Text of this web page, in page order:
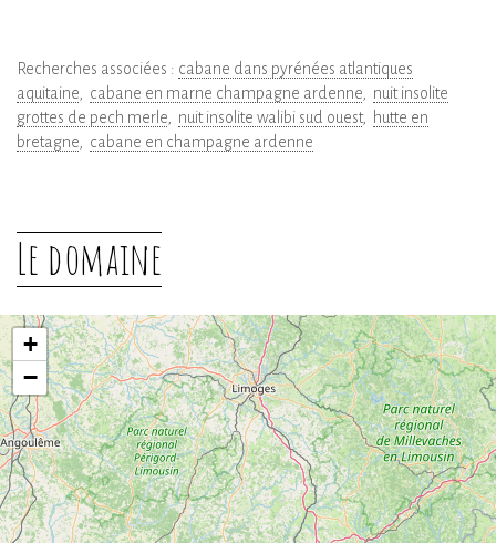
Recherches associées : cabane dans pyrénées atlantiques
aquitaine
cabane en marne champagne ardenne
nuit insolite
grottes de pech merle
nuit insolite walibi sud ouest
hutte en
bretagne
cabane en champagne ardenne
Le domaine
+
−